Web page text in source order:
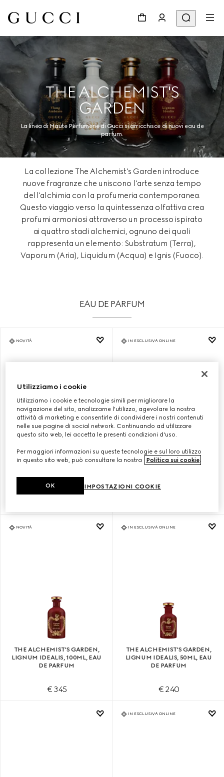
THE ALCHEMIST'S
GARDEN
La linea di Haute Perfumerie di Gucci si arricchisce di nuovi eau de
parfum.
La collezione The Alchemist's Garden introduce
nuove fragranze che uniscono l'arte senza tempo
dell'alchimia con la profumeria contemporanea.
Questo viaggio verso la quintessenza olfattiva crea
profumi armoniosi attraverso un processo ispirato
ai quattro stadi alchemici, ognuno dei quali
rappresenta un elemento: Substratum (Terra),
Vaporum (Aria), Liquidum (Acqua) e Ignis (Fuoco).
EAU DE PARFUM
NOVITÀ
THE ALCHEMIST'S GARDEN,
DE PARFUM
IN ESCLUSIVA ONLINE
THE ALCHEMIST'S GARDEN,
NOVITÀ
THE ALCHEMIST'S GARDEN,
LIGNUM IDEALIS, 100ML, EAU
DE PARFUM
€ 345
IN ESCLUSIVA ONLINE
THE ALCHEMIST'S GARDEN,
LIGNUM IDEALIS, 50ML, EAU
DE PARFUM
€ 240
IN ESCLUSIVA ONLINE
Utilizziamo i cookie
Utilizziamo i cookie e tecnologie simili per migliorare la
navigazione del sito, analizzarne l'utilizzo, agevolare la nostra
attività di marketing e consentirle di condividere i nostri contenuti
nelle sue pagine di social network. Continuando ad utilizzare
questo sito web, lei accetta le presenti condizioni d'uso.
Per maggiori informazioni su queste tecnologie e sul loro utilizzo
in questo sito web, può consultare la nostra
Politica sui cookie
IMPOSTAZIONI COOKIE
OK